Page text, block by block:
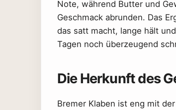
Note, während Butter und
Geschmack abrunden. Das
das satt macht, lange hält
Tagen noch überzeugend
Die Herkunft des
Bremer Klaben ist eng mit